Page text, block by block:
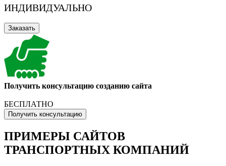
ИНДИВИДУАЛЬНО
Заказать
Получить консультацию созданию сайта
БЕСПЛАТНО
Получить консультацию
ПРИМЕРЫ САЙТОВ
ТРАНСПОРТНЫХ КОМПАНИЙ